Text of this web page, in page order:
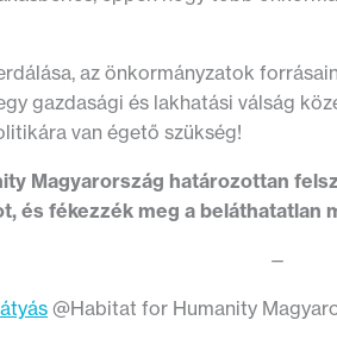
az önkormányzatok
gazdasági és lakhatási válság
van égető szükség!
Magyarország határozottan
és fékezzék meg a beláthatatlan
—
@Habitat for Humanity